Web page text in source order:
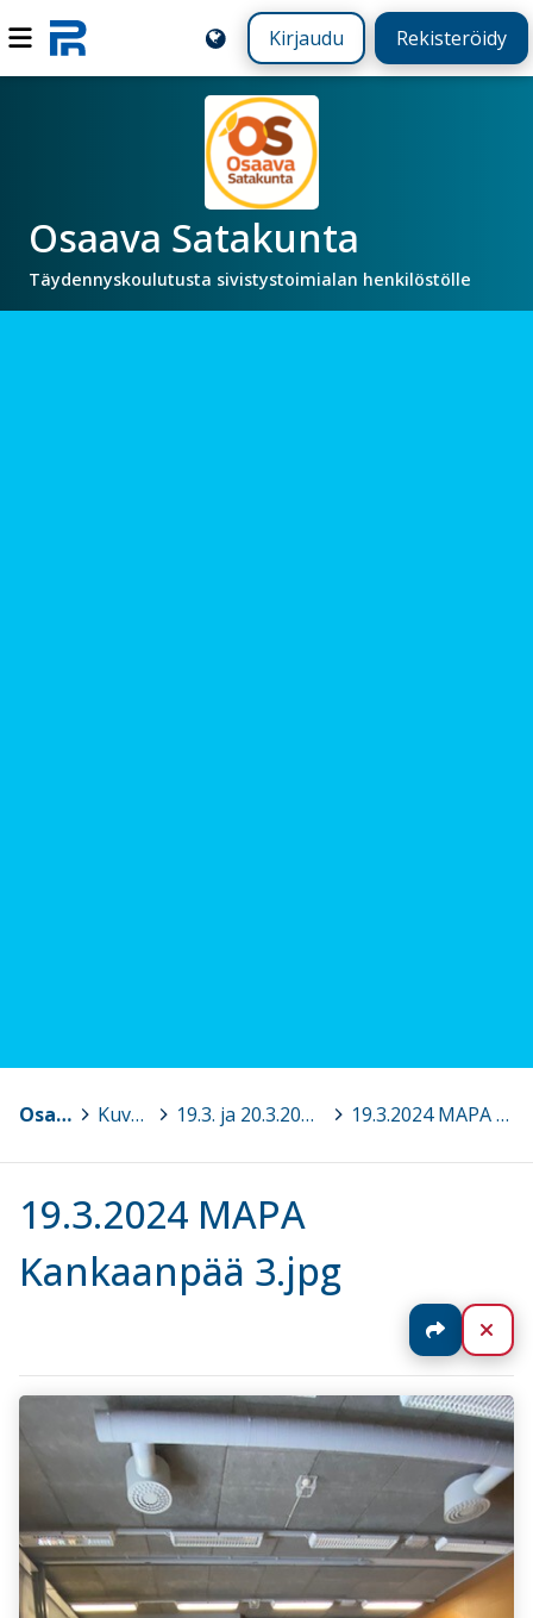
Kirjaudu Rekisteröidy
Osaava Satakunta
Täydennyskoulutusta sivistystoimialan henkilöstölle
Osaava Satakunta Kuvagalleria > 19.3. ja 20.3.2024 Turvalliset toimintamallit MAPA® Perusteet, Kankaanpää > 19.3.2024 MAPA Kankaanpää 3.jpg
19.3.2024 MAPA
Kankaanpää 3.jpg
Jaa